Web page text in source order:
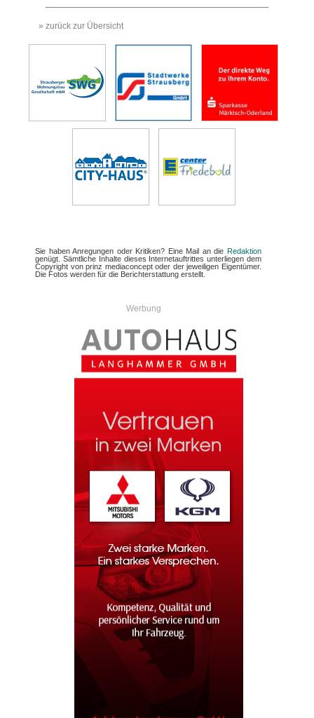
» zurück zur Übersicht
Sie haben Anregungen oder Kritiken? Eine Mail an die Redaktion
genügt. Sämtliche Inhalte dieses Internetauftrittes unterliegen dem
Copyright von prinz mediaconcept oder der jeweiligen Eigentümer.
Die Fotos werden für die Berichterstattung erstellt.
Werbung